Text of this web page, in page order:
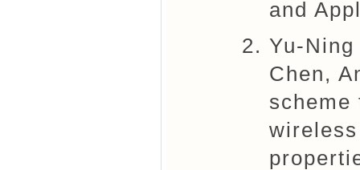
and
Yu-
Chen,
scheme